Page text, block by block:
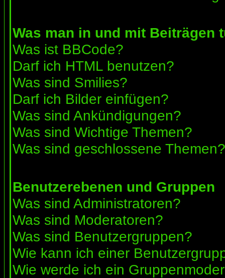
Was man in und mit Beiträgen
Was ist BBCode?
Darf ich HTML benutzen?
Was sind Smilies?
Darf ich Bilder einfügen?
Was sind Ankündigungen?
Was sind Wichtige Themen?
Was sind geschlossene Themen?
Benutzerebenen und Gruppen
Was sind Administratoren?
Was sind Moderatoren?
Was sind Benutzergruppen?
Wie kann ich einer
Wie werde ich ein